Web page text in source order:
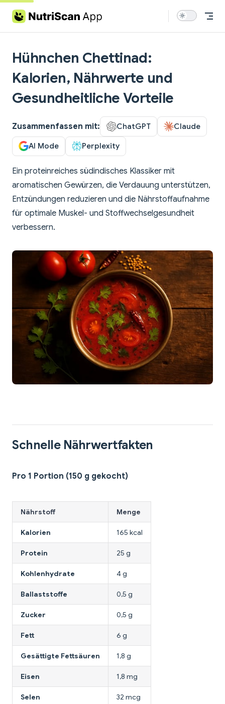
Skip to content
Hühnchen Chettinad:
Kalorien, Nährwerte und
Gesundheitliche Vorteile
Zusammenfassen mit: ChatGPT Claude
AI Mode Perplexity
Ein proteinreiches südindisches Klassiker mit
aromatischen Gewürzen, die Verdauung unterstützen,
Entzündungen reduzieren und die Nährstoffaufnahme
für optimale Muskel- und Stoffwechselgesundheit
verbessern.
Schnelle Nährwertfakten
Pro 1 Portion (150 g gekocht)
Nährstoff Menge
Kalorien 165 kcal
Protein 25 g
Kohlenhydrate 4 g
Ballaststoffe 0,5 g
Zucker 0,5 g
Fett 6 g
Gesättigte Fettsäuren 1,8 g
Eisen 1,8 mg
Selen 32 mcg